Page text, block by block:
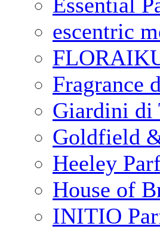
escentric
Fragrance
Giardini di
Goldfield
Heeley
House of
INITIO